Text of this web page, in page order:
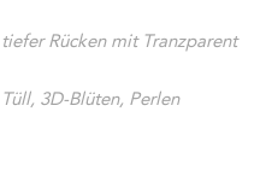
tiefer Rücken mit Tranzparent
Tüll, 3D-Blüten, Perlen